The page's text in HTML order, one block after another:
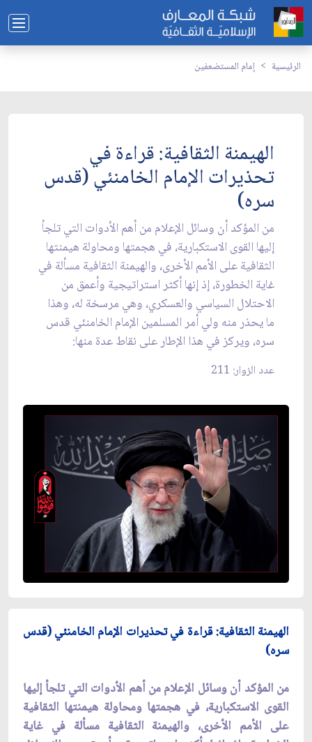
الرئيسية إمام المستضعفين
الهيمنة الثقافية: قراءة في
تحذيرات الإمام الخامنئي (قدس
سره)
من المؤكد أن وسائل الإعلام من أهم الأدوات التي تلجأ
إليها القوى الاستكبارية، في هجمتها ومحاولة هيمنتها
الثقافية على الأمم الأخرى، والهيمنة الثقافية مسألة في
غاية الخطورة، إذ إنها أكثر استراتيجية وأعمق من
الاحتلال السياسي والعسكري، وهي مرسخة له، وهذا
ما يحذر منه ولي أمر المسلمين الإمام الخامنئي قدس
سره، ويركز في هذا الإطار على نقاط عدة منها:
عدد الزوار: 211
الهيمنة الثقافية: قراءة في تحذيرات الإمام الخامنئي (قدس
سره)
من المؤكد أن وسائل الإعلام من أهم الأدوات التي تلجأ إليها
القوى الاستكبارية، في هجمتها ومحاولة هيمنتها الثقافية
على الأمم الأخرى، والهيمنة الثقافية مسألة في غاية